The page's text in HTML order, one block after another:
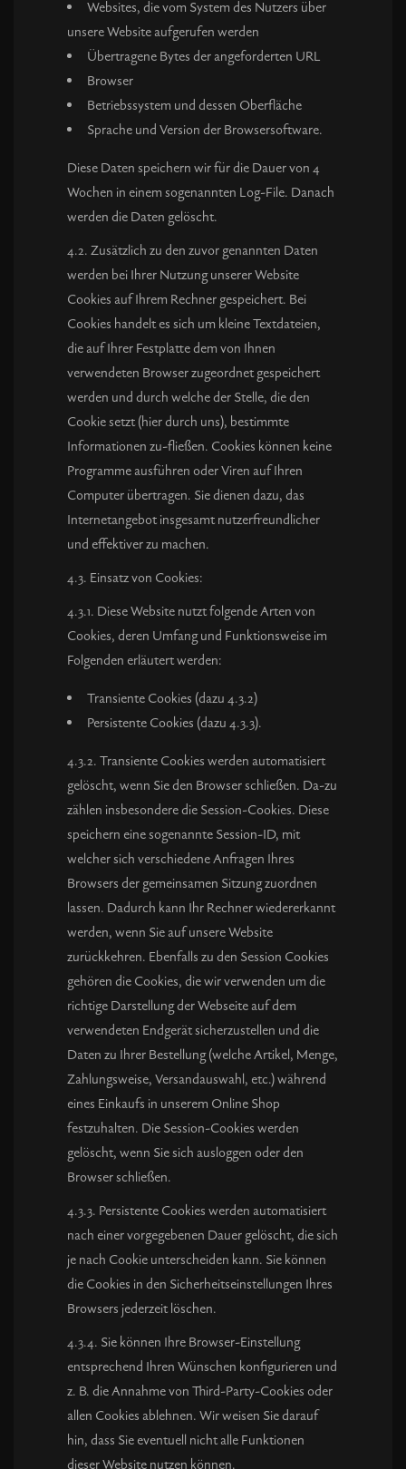
Websites, die vom System des Nutzers über
unsere Website aufgerufen werden
Übertragene Bytes der angeforderten URL
Browser
Betriebssystem und dessen Oberfläche
Sprache und Version der Browsersoftware.
Diese Daten speichern wir für die Dauer von 4
Wochen in einem sogenannten Log-File. Danach
werden die Daten gelöscht.
4.2. Zusätzlich zu den zuvor genannten Daten
werden bei Ihrer Nutzung unserer Website
Cookies auf Ihrem Rechner gespeichert. Bei
Cookies handelt es sich um kleine Textdateien,
die auf Ihrer Festplatte dem von Ihnen
verwendeten Browser zugeordnet gespeichert
werden und durch welche der Stelle, die den
Cookie setzt (hier durch uns), bestimmte
Informationen zu-fließen. Cookies können keine
Programme ausführen oder Viren auf Ihren
Computer übertragen. Sie dienen dazu, das
Internetangebot insgesamt nutzerfreundlicher
und effektiver zu machen.
4.3. Einsatz von Cookies:
4.3.1. Diese Website nutzt folgende Arten von
Cookies, deren Umfang und Funktionsweise im
Folgenden erläutert werden:
Transiente Cookies (dazu 4.3.2)
Persistente Cookies (dazu 4.3.3).
4.3.2. Transiente Cookies werden automatisiert
gelöscht, wenn Sie den Browser schließen. Da-zu
zählen insbesondere die Session-Cookies. Diese
speichern eine sogenannte Session-ID, mit
welcher sich verschiedene Anfragen Ihres
Browsers der gemeinsamen Sitzung zuordnen
lassen. Dadurch kann Ihr Rechner wiedererkannt
werden, wenn Sie auf unsere Website
zurückkehren. Ebenfalls zu den Session Cookies
gehören die Cookies, die wir verwenden um die
richtige Darstellung der Webseite auf dem
verwendeten Endgerät sicherzustellen und die
Daten zu Ihrer Bestellung (welche Artikel, Menge,
Zahlungsweise, Versandauswahl, etc.) während
eines Einkaufs in unserem Online Shop
festzuhalten. Die Session-Cookies werden
gelöscht, wenn Sie sich ausloggen oder den
Browser schließen.
4.3.3. Persistente Cookies werden automatisiert
nach einer vorgegebenen Dauer gelöscht, die sich
je nach Cookie unterscheiden kann. Sie können
die Cookies in den Sicherheitseinstellungen Ihres
Browsers jederzeit löschen.
4.3.4. Sie können Ihre Browser-Einstellung
entsprechend Ihren Wünschen konfigurieren und
z. B. die Annahme von Third-Party-Cookies oder
allen Cookies ablehnen. Wir weisen Sie darauf
hin, dass Sie eventuell nicht alle Funktionen
dieser Website nutzen können.